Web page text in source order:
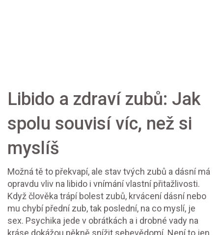
Libido a zdraví zubů: Jak
spolu souvisí víc, než si
myslíš
Možná tě to překvapí, ale stav tvých zubů a dásní má
opravdu vliv na libido i vnímání vlastní přitažlivosti.
Když člověka trápí bolest zubů, krvácení dásní nebo
mu chybí přední zub, tak poslední, na co myslí, je
sex. Psychika jede v obrátkách a i drobné vady na
kráse dokážou pěkně snížit sebevědomí. Není to jen